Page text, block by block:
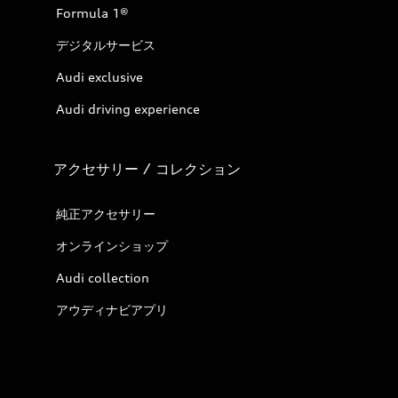
Formula 1®
デジタルサービス
Audi exclusive
Audi driving experience
アクセサリー / コレクション
純正アクセサリー
オンラインショップ
Audi collection
アウディナビアプリ